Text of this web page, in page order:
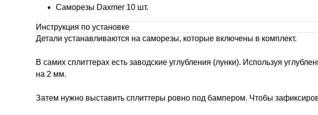
Саморезы Daxmer 10 шт.
Инструкция по установке
Детали устанавливаются на саморезы, которые включены в комплект.
В самих сплиттерах есть заводские углубления (лунки). Используя
на 2 мм.
Затем нужно выставить сплиттеры ровно под бампером. Чтобы